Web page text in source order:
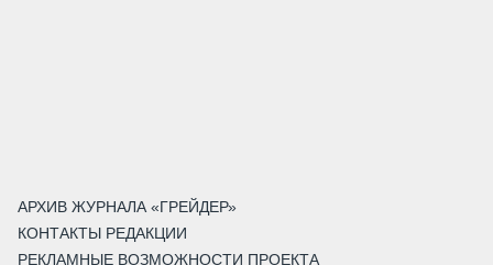
АРХИВ ЖУРНАЛА «ГРЕЙДЕР»
КОНТАКТЫ РЕДАКЦИИ
РЕКЛАМНЫЕ ВОЗМОЖНОСТИ ПРОЕКТА